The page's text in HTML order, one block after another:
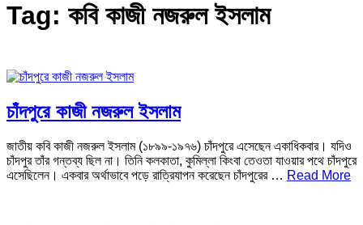
Tag: কবি কাজী নজরুল ইসলাম
চাঁদপুরে কাজী নজরুল ইসলাম
জাতীয় কবি কাজী নজরুল ইসলাম (১৮৯৯-১৯৭৬) চাঁদপুরে এসেছেন একাধিকবার। যদিও
চাঁদপুর তাঁর গন্তব্য ছিল না। তিনি কলকাতা, কুমিল্লা কিংবা তেওতা যাওয়ার পথে চাঁদপুরে
এসেছিলেন। একবার অর্থাভাবে পড়ে রাত্রিযাপন করেছেন চাঁদপুরের … Read More